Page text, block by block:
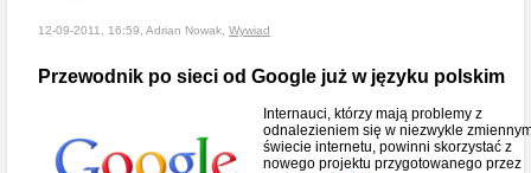
12-09-2011, 16:59, Adrian Nowak, Wywiad
Przewodnik po sieci od Google już w języku polskim
Internauci, którzy mają problemy z
odnalezieniem się w niezwykle
świecie internetu, powinni skorzystać z
nowego projektu przygotowanego przez